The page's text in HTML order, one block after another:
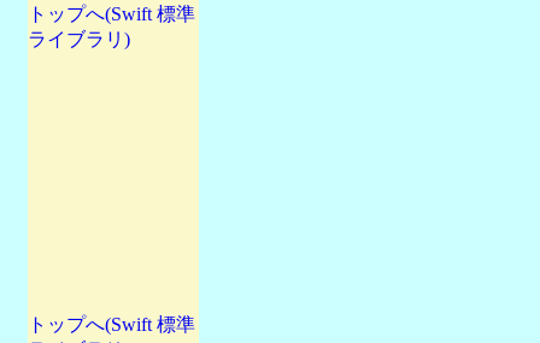
トップへ(Swift 標準
ライブラリ)
トップへ(Swift 標準